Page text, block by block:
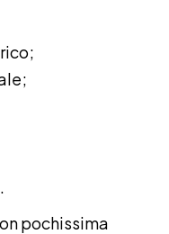
pochissima